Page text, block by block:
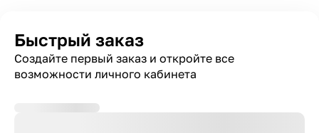
Быстрый заказ
Создайте первый заказ и откройте все
возможности личного кабинета